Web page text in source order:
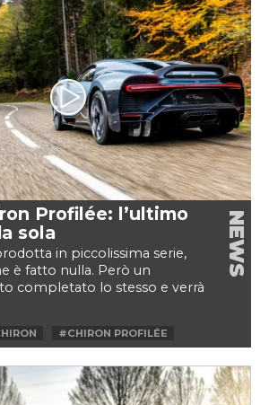
Profilée: l’ultimo
sola
in piccolissima serie,
è fatto nulla. Però un
completato lo stesso e verrà
NEWS
#CHIRON PROFILÉE